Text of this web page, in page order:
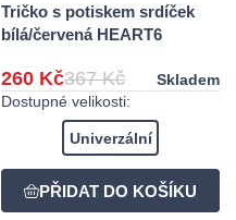
Tričko s potiskem srdíček
bílá/červená HEART6
260 Kč367 Kč
Skladem
Dostupné velikosti:
Univerzální